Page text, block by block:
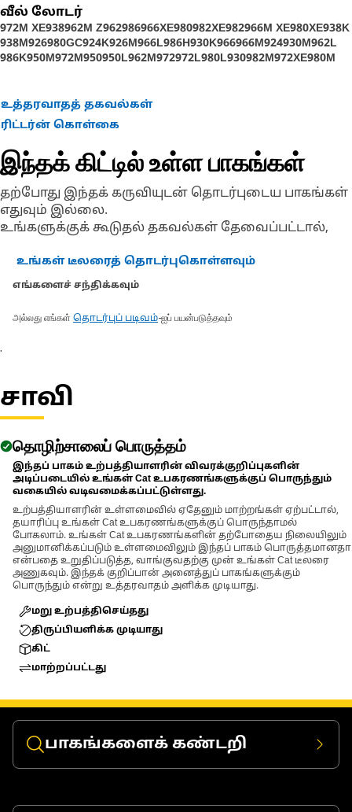
வீல் லோடர்
972M XE938962M Z962986966XE980982XE982966M XE980XE938K
938M926980GC924K926M966L986H930K966966M924930M962L
986K950M972M950950L962M972972L980L930982M972XE980M
உத்தரவாதத் தகவல்கள்
ரிட்டர்ன் கொள்கை
இந்தக் கிட்டில் உள்ள பாகங்கள்
தற்போது இந்தக் கருவியுடன் தொடர்புடைய பாகங்கள்
எதுவும் இல்லை.
உங்களுக்குக் கூடுதல் தகவல்கள் தேவைப்பட்டால்,
உங்கள் டீலரைத் தொடர்புகொள்ளவும்
எங்களைச் சந்திக்கவும்
அல்லது எங்கள் தொடர்புப் படிவம்-ஐப் பயன்படுத்தவும்
.
சாவி
தொழிற்சாலைப் பொருத்தம்
இந்தப் பாகம் உற்பத்தியாளரின் விவரக்குறிப்புகளின்
அடிப்படையில் உங்கள் Cat உபகரணங்களுக்குப் பொருந்தும்
வகையில் வடிவமைக்கப்பட்டுள்ளது.
உற்பத்தியாளரின் உள்ளமைவில் ஏதேனும் மாற்றங்கள் ஏற்பட்டால்,
தயாரிப்பு உங்கள் Cat உபகரணங்களுக்குப் பொருந்தாமல்
போகலாம். உங்கள் Cat உபகரணங்களின் தற்போதைய நிலையிலும்
அனுமானிக்கப்படும் உள்ளமைவிலும் இந்தப் பாகம் பொருத்தமானதா
என்பதை உறுதிப்படுத்த, வாங்குவதற்கு முன் உங்கள் Cat டீலரை
அணுகவும். இந்தக் குறிப்பான் அனைத்துப் பாகங்களுக்கும்
பொருந்தும் என்று உத்தரவாதம் அளிக்க முடியாது.
மறு உற்பத்திசெய்தது
திருப்பியளிக்க முடியாது
கிட்
மாற்றப்பட்டது
பாகங்களைக் கண்டறி